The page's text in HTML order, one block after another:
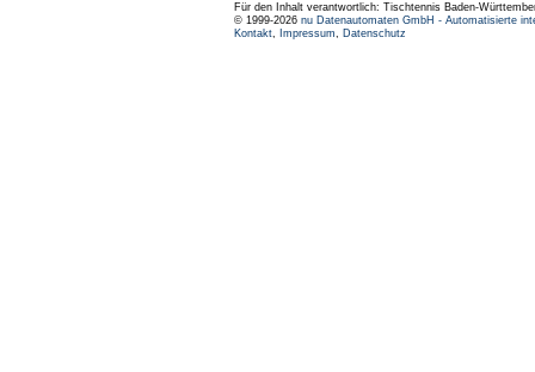
Für den Inhalt verantwortlich: Tischtennis Baden-
© 1999-2026 nu Datenautomaten GmbH - Automatisierte
Kontakt, Impressum, Datenschutz